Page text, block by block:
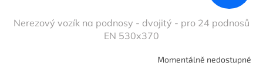
Nerezový vozík na podnosy - dvojitý - pro 24 podnosů
EN 530x370
Momentálně nedostupné